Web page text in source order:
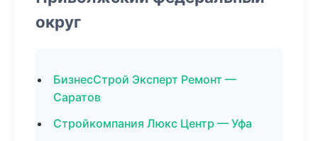
округ
БизнесСтрой Эксперт Ремонт —
Саратов
Стройкомпания Люкс Центр — Уфа